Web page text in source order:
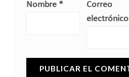
Nombre *
Correo
electrónico